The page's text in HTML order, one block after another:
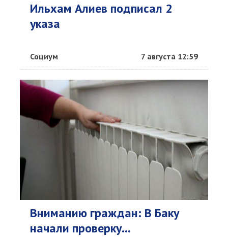
Ильхам Алиев подписал 2
указа
Социум 7 августа 12:59
Вниманию граждан: В Баку
начали проверку...